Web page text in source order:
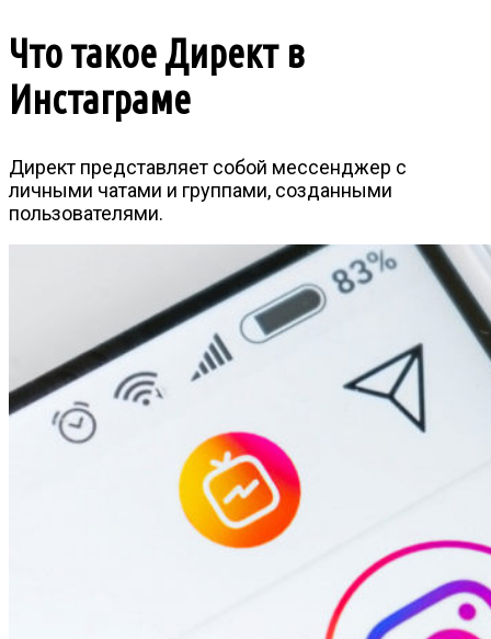
Что такое Директ в
Инстаграме
Директ представляет собой мессенджер с
личными чатами и группами, созданными
пользователями.